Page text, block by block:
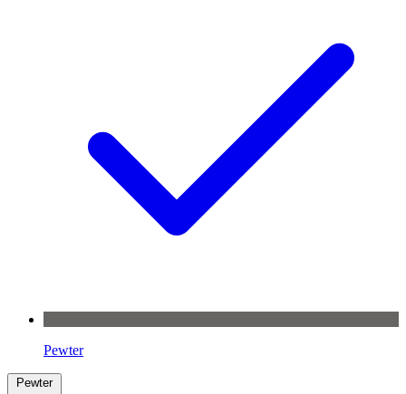
Pewter
Pewter